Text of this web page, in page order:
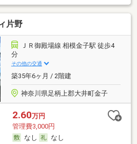
片野
ＪＲ御殿場線 相模金子駅 徒歩4
分
その他の交通
築35年6ヶ月 / 2階建
神奈川県足柄上郡大井町金子
2.60万円
管理費3,000円
なし
なし